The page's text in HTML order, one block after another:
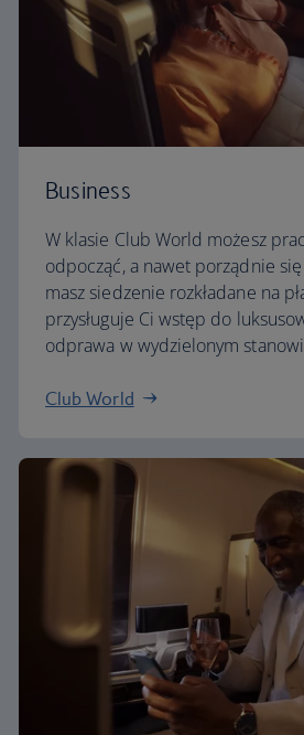
Business
W klasie Club World możesz
odpocząć, a nawet porządnie
masz siedzenie rozkładane na
przysługuje Ci wstęp do
odprawa w wydzielonym
Club World